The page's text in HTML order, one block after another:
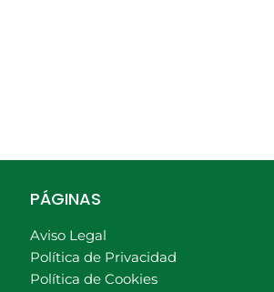
PÁGINAS
Aviso Legal
Política de Privacidad
Política de Cookies